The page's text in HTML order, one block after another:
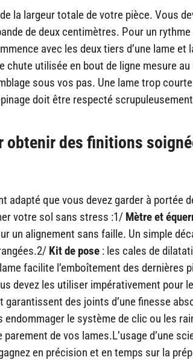
la largeur totale de votre pièce. Vous
de deux centimètres. Pour un
avec les deux tiers d’une lame
chute utilisée en bout de ligne mesure
sous vos pas. Une lame trop
doit être respecté
obtenir des finitions
adapté que vous devez garder à portée
votre sol sans stress :1/ Mètre et
un alignement sans faille. Un simple
Kit de pose : les cales de
facilite l’emboîtement des dernières
devez les utiliser impérativement pour
des joints d’une finesse
le système de clic ou les
de vos lames.L’usage d’une
en précision et en temps sur la